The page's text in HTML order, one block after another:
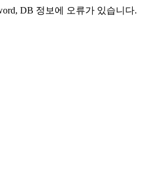
DB 정보에 오류가 있습니다.